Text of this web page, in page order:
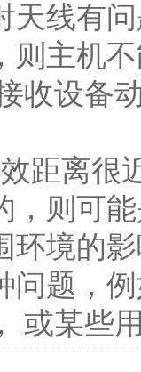
天线有
则主机
收设备
离很
，则可
环境的
问题，
或某些